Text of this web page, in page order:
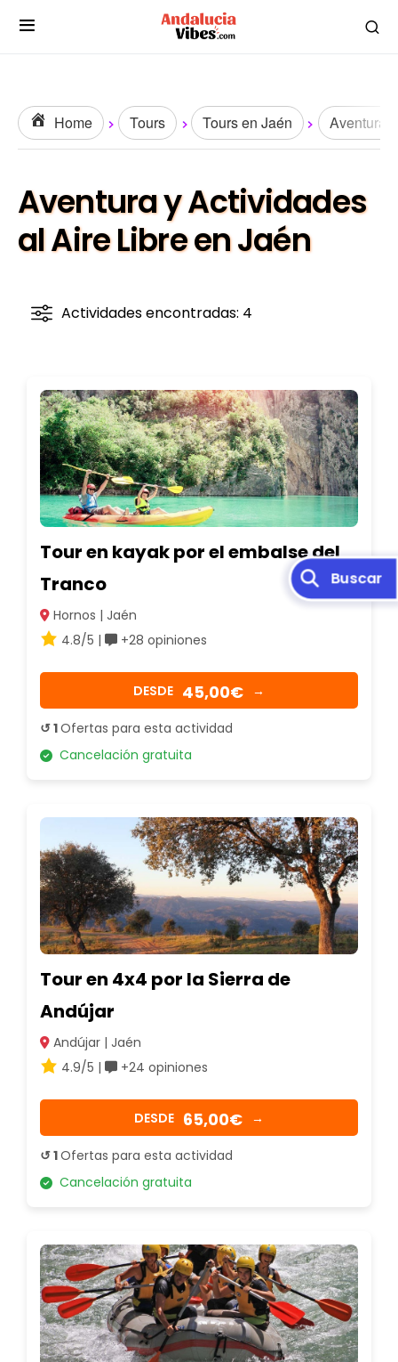
Home Tours Tours en Jaén Aventura
Aventura y Actividades
al Aire Libre en Jaén
Actividades encontradas: 4
Tour en kayak por el embalse del
Tranco
Hornos | Jaén
4.8/5 |
+28 opiniones
DESDE 45,00€ →
↺ 1Ofertas para esta actividad
Cancelación gratuita
Tour en 4x4 por la Sierra de
Andújar
Andújar | Jaén
4.9/5 |
+24 opiniones
DESDE 65,00€ →
↺ 1Ofertas para esta actividad
Cancelación gratuita
Buscar